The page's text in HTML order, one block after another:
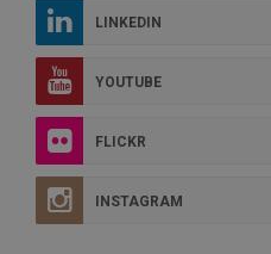
LINKEDIN
YOUTUBE
FLICKR
INSTAGRAM